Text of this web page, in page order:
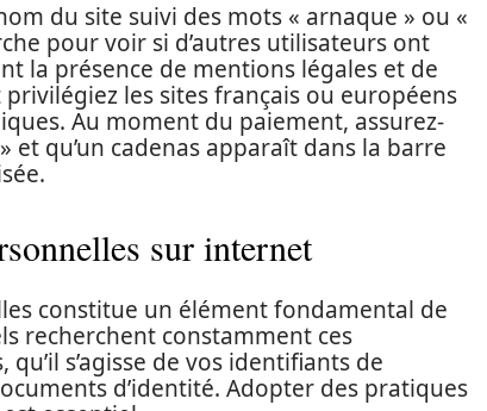
du site suivi des mots « arnaque » ou «
pour voir si d’autres utilisateurs ont
la présence de mentions légales et de
les sites français ou européens
Au moment du paiement, assurez-
et qu’un cadenas apparaît dans la barre
sur internet
constitue un élément fondamental de
recherchent constamment ces
s’agisse de vos identifiants de
d’identité. Adopter des pratiques